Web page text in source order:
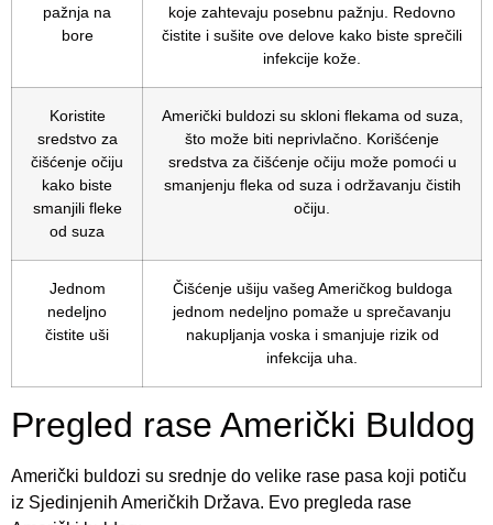
pažnja na
bore
koje zahtevaju posebnu pažnju. Redovno
čistite i sušite ove delove kako biste sprečili
infekcije kože.
Koristite
sredstvo za
čišćenje očiju
kako biste
smanjili fleke
od suza
Američki buldozi su skloni flekama od suza,
što može biti neprivlačno. Korišćenje
sredstva za čišćenje očiju može pomoći u
smanjenju fleka od suza i održavanju čistih
očiju.
Jednom
nedeljno
čistite uši
Čišćenje ušiju vašeg Američkog buldoga
jednom nedeljno pomaže u sprečavanju
nakupljanja voska i smanjuje rizik od
infekcija uha.
Pregled rase Američki Buldog
Američki buldozi su srednje do velike rase pasa koji potiču
iz Sjedinjenih Američkih Država. Evo pregleda rase